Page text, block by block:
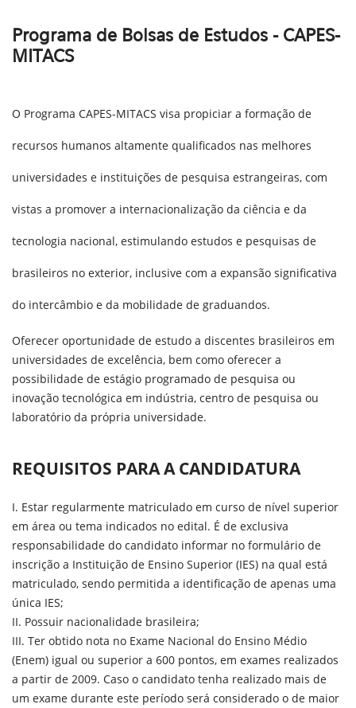
Programa de Bolsas de Estudos - CAPES-
MITACS
O Programa CAPES-MITACS visa propiciar a formação de
recursos humanos altamente qualificados nas melhores
universidades e instituições de pesquisa estrangeiras, com
vistas a promover a internacionalização da ciência e da
tecnologia nacional, estimulando estudos e pesquisas de
brasileiros no exterior, inclusive com a expansão significativa
do intercâmbio e da mobilidade de graduandos.
Oferecer oportunidade de estudo a discentes brasileiros em
universidades de excelência, bem como oferecer a
possibilidade de estágio programado de pesquisa ou
inovação tecnológica em indústria, centro de pesquisa ou
laboratório da própria universidade.
REQUISITOS PARA A CANDIDATURA
I. Estar regularmente matriculado em curso de nível superior
em área ou tema indicados no edital. É de exclusiva
responsabilidade do candidato informar no formulário de
inscrição a Instituição de Ensino Superior (IES) na qual está
matriculado, sendo permitida a identificação de apenas uma
única IES;
II. Possuir nacionalidade brasileira;
III. Ter obtido nota no Exame Nacional do Ensino Médio
(Enem) igual ou superior a 600 pontos, em exames realizados
a partir de 2009. Caso o candidato tenha realizado mais de
um exame durante este período será considerado o de maior